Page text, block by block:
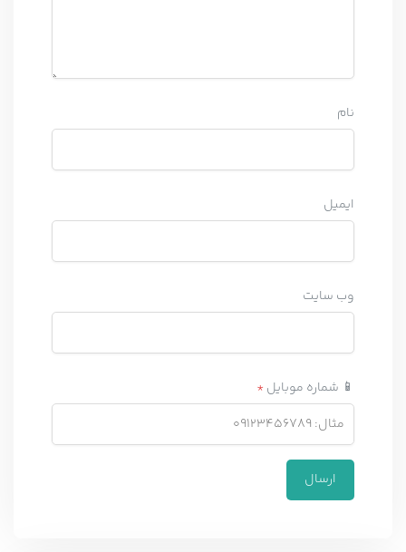
نام
ایمیل
وب‌ سایت
📱 شماره موبایل *